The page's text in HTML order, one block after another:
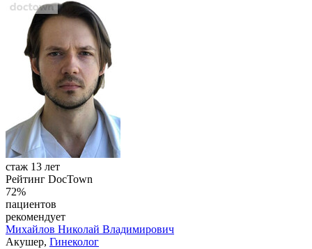
стаж 13 лет
Рейтинг DocTown
72%
пациентов
рекомендует
Михайлов Николай Владимирович
Акушер, Гинеколог